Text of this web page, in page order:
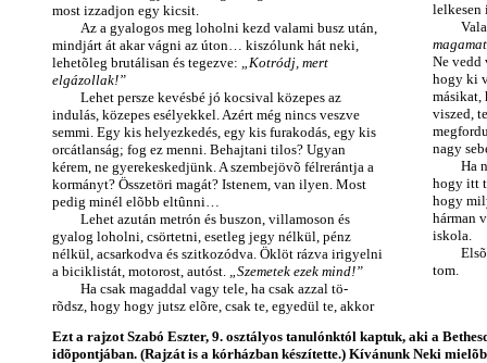
most izzadjon egy kicsit.
Az a gyalogos meg loholni kezd valami busz után,
mindjárt át akar vágni az úton… kiszólunk hát neki,
lehetõleg brutálisan és tegezve: „Kotródj, mert
elgázollak!”
Lehet persze kevésbé jó kocsival közepes az
indulás, közepes esélyekkel. Azért még nincs veszve
semmi. Egy kis helyezkedés, egy kis furakodás, egy kis
orcátlanság; fog ez menni. Behajtani tilos? Ugyan
kérem, ne gyerekeskedjünk. A szembejövõ félrerántja a
kormányt? Összetöri magát? Istenem, van ilyen. Most
pedig minél elõbb eltûnni…
Lehet azután metrón és buszon, villamoson és
gyalog loholni, csörtetni, esetleg jegy nélkül, pénz
nélkül, acsarkodva és szitkozódva. Öklöt rázva irigyelni
a biciklistát, motorost, autóst. „Szemetek ezek mind!”
Ha csak magaddal vagy tele, ha csak azzal tö-
rõdsz, hogy hogy jutsz elõre, csak te, egyedül te, akkor
lelkesen
magamat
Ne vedd
hogy ki
másikat,
viszed,
nagy
Ha
hogy itt
hogy
hárman
iskola.
tom.
Ezt a rajzot Szabó Eszter, 9. osztályos tanulónktól kaptuk, aki a
idõpontjában. (Rajzát is a kórházban készítette.) Kívánunk Neki